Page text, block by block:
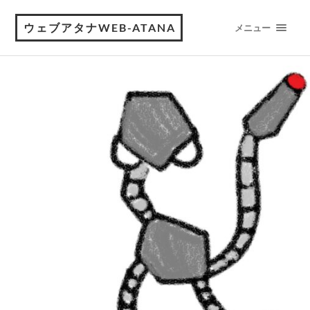
ウェブアタナWEB-ATANA メニュー